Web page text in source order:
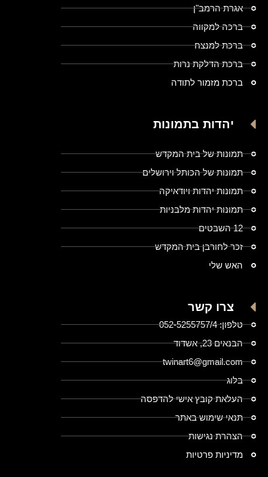
אגרת הרמב"ן
ברכה למקווה
ברכת למנצח
ברכת הדלקת נרות
ברכת מזמור לתודה
יהדות בתמונות
תמונות של בית המקדש
תמונות של הכותל וירושלים
תמונות יהדות ויודאיקה
תמונות יהדות מלבניות
12 השבטים
זכר לחורבן בית המקדש
האש שלי
צרו קשר
טלפון: 052-5255757/4
הבנאים 23, אשדוד
twinart6@gmail.com
בלוג
העלאת קובץ אישי להדפסה
תנאי שימוש באתר
הצהרת נגישות
מדיניות פרטיות